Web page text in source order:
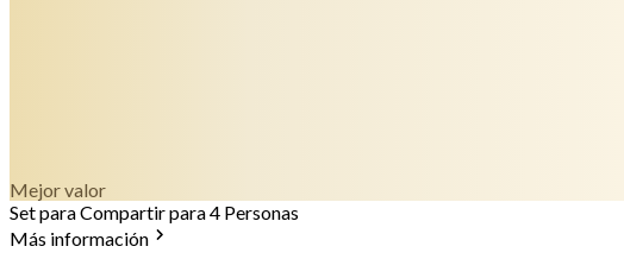
Mejor valor
Set para Compartir para 4 Personas
Más información